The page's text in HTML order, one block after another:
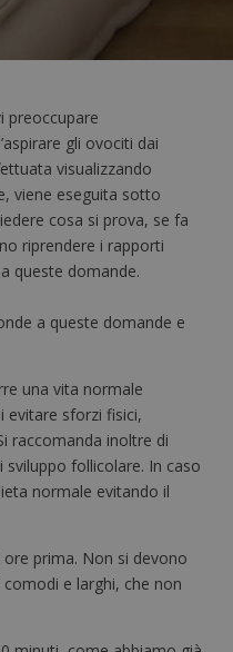
preoccupare
gli ovociti dai
visualizzando
viene eseguita sotto
cosa si prova, se fa
riprendere i rapporti
queste domande.
a queste domande e
una vita normale
evitare sforzi fisici,
raccomanda inoltre di
follicolare. In caso
normale evitando il
prima. Non si devono
e larghi, che non